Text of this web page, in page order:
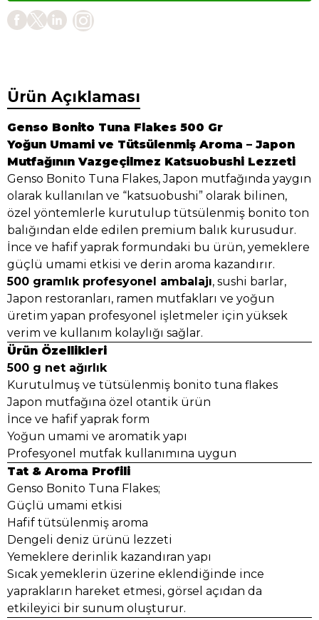
Ürün Açıklaması
Genso Bonito Tuna Flakes 500 Gr
Yoğun Umami ve Tütsülenmiş Aroma – Japon
Mutfağının Vazgeçilmez Katsuobushi Lezzeti
Genso Bonito Tuna Flakes, Japon mutfağında yaygın
olarak kullanılan ve “katsuobushi” olarak bilinen,
özel yöntemlerle kurutulup tütsülenmiş bonito ton
balığından elde edilen premium balık kurusudur.
İnce ve hafif yaprak formundaki bu ürün, yemeklere
güçlü umami etkisi ve derin aroma kazandırır.
500 gramlık profesyonel ambalajı, sushi barlar,
Japon restoranları, ramen mutfakları ve yoğun
üretim yapan profesyonel işletmeler için yüksek
verim ve kullanım kolaylığı sağlar.
Ürün Özellikleri
500 g net ağırlık
Kurutulmuş ve tütsülenmiş bonito tuna flakes
Japon mutfağına özel otantik ürün
İnce ve hafif yaprak form
Yoğun umami ve aromatik yapı
Profesyonel mutfak kullanımına uygun
Tat & Aroma Profili
Genso Bonito Tuna Flakes;
Güçlü umami etkisi
Hafif tütsülenmiş aroma
Dengeli deniz ürünü lezzeti
Yemeklere derinlik kazandıran yapı
Sıcak yemeklerin üzerine eklendiğinde ince
yaprakların hareket etmesi, görsel açıdan da
etkileyici bir sunum oluşturur.